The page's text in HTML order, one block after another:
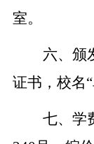
室。
六、颁
证书，校名
七、学